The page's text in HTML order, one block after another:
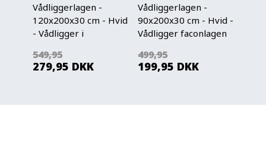
Vådliggerlagen -
120x200x30 cm - Hvid
- Vådligger i
Nordstrand Home
madrasbeskytter
549,95
279,95 DKK
Vådliggerlagen -
90x200x30 cm - Hvid -
Vådligger faconlagen
Nordstrand Home
madrasbeskytter
499,95
199,95 DKK